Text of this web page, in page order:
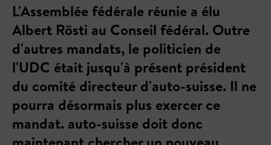
L'Assemblée fédérale réunie a élu
Albert Rösti au Conseil fédéral. Outre
d'autres mandats, le politicien de
l'UDC était jusqu'à présent président
du comité directeur d'auto-suisse. Il ne
pourra désormais plus exercer ce
mandat. auto-suisse doit donc